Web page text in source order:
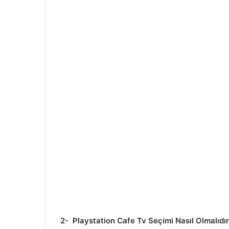
2- Playstation Cafe Tv Seçimi Nasıl